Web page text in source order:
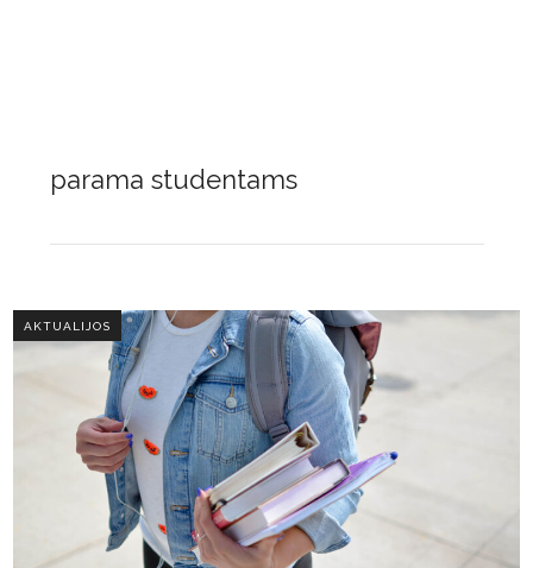
parama studentams
AKTUALIJOS